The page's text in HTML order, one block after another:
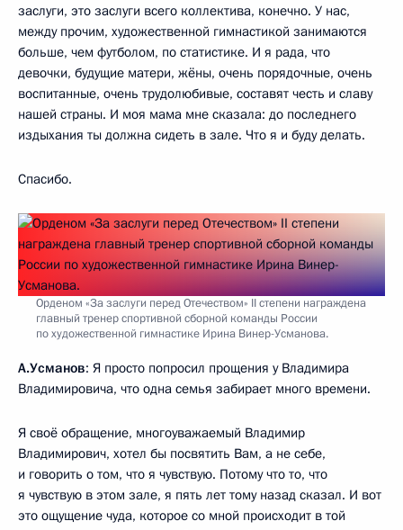
заслуги, это заслуги всего коллектива, конечно. У нас,
между прочим, художественной гимнастикой занимаются
больше, чем футболом, по статистике. И я рада, что
девочки, будущие матери, жёны, очень порядочные, очень
воспитанные, очень трудолюбивые, составят честь и славу
нашей страны. И моя мама мне сказала: до последнего
издыхания ты должна сидеть в зале. Что я и буду делать.
Спасибо.
Орденом «За заслуги перед Отечеством» II степени награждена
главный тренер спортивной сборной команды России
по художественной гимнастике Ирина Винер-Усманова.
А.Усманов: Я просто попросил прощения у Владимира
Владимировича, что одна семья забирает много времени.
Я своё обращение, многоуважаемый Владимир
Владимирович, хотел бы посвятить Вам, а не себе,
и говорить о том, что я чувствую. Потому что то, что
я чувствую в этом зале, я пять лет тому назад сказал. И вот
это ощущение чуда, которое со мной происходит в той